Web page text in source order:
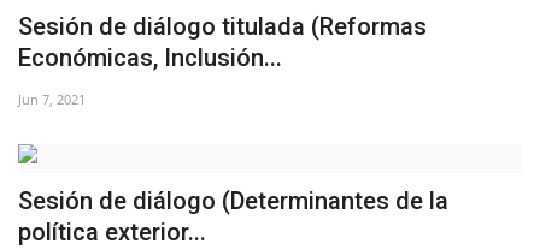
Sesión de diálogo titulada (Reformas
Económicas, Inclusión...
Jun 7, 2021
Sesión de diálogo (Determinantes de la
política exterior...